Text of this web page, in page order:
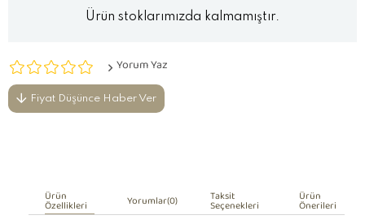
Ürün stoklarımızda kalmamıştır.
Yorum Yaz
Fiyat Düşünce Haber Ver
Ürün
Özellikleri Yorumlar(0) Taksit
Seçenekleri Ürün
Önerileri